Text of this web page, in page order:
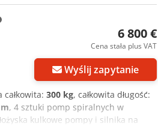
6 800 €
Cena stała plus VAT
Wyślij zapytanie
całkowita: 300 kg, całkowita długość:
, 4 sztuki pomp spiralnych w
kulkowe pompy i silnika na